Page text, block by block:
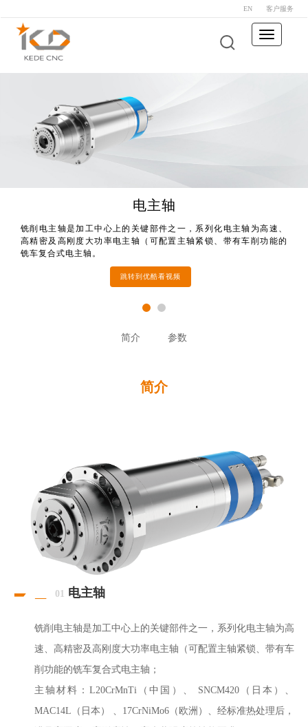
EN 客户服务
Toggle
navigation
电主轴
铣削电主轴是加工中心上的关键部件之一，系列化电主轴为高速、
高精密及高刚度大功率电主轴（可配置主轴紧锁、带有车削功能的
铣车复合式电主轴。
跳转到优酷看视频
KMC400S U
铣削电主轴是加工中心上的关键部件之一，系列化电主轴为高速、
高精密及高刚度大功率电主轴（可配置主轴紧锁、带有车削功能的
铣车复合式电主轴。
跳转到优酷看视频
简介 参数
简介
01 电主轴
铣削电主轴是加工中心上的关键部件之一，系列化电主轴为高
速、高精密及高刚度大功率电主轴（可配置主轴紧锁、带有车
削功能的铣车复合式电主轴；
主轴材料：L20CrMnTi（中国）、 SNCM420（日本）、
MAC14L（日本） 、17CrNiMo6（欧洲）、经标准热处理后，